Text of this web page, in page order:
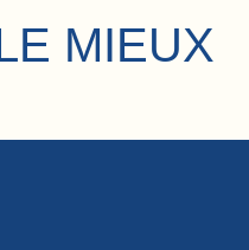
MIEUX